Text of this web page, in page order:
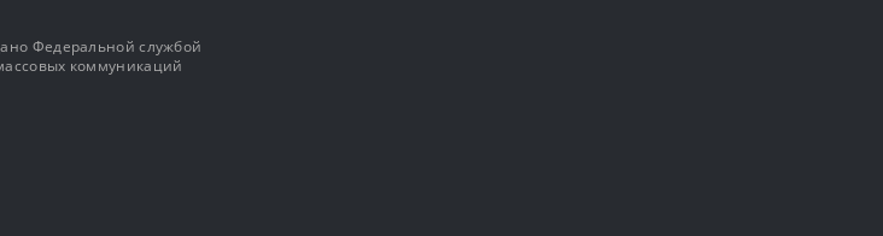
Федеральной службой
коммуникаций